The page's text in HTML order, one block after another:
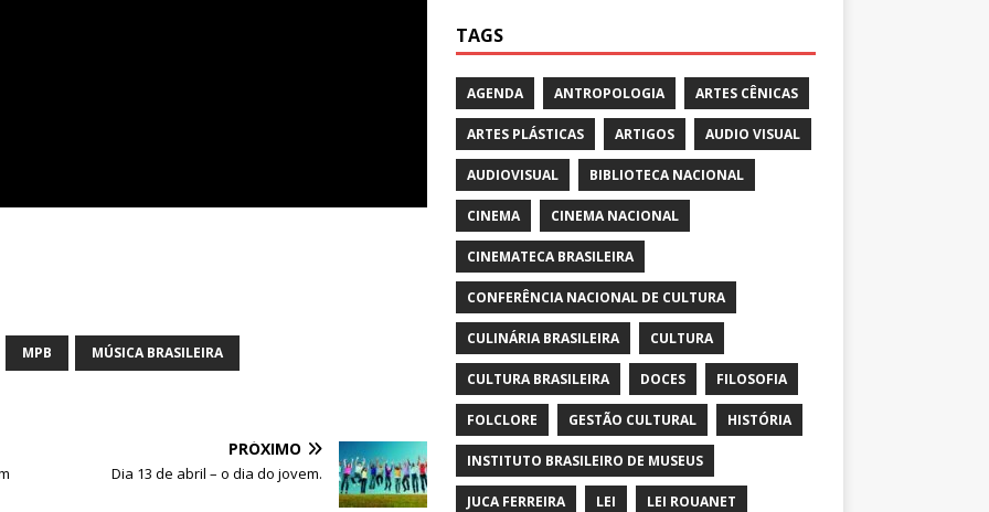
MPB MÚSICA BRASILEIRA
PRÓXIMO
Dia 13 de abril – o dia do jovem.
TAGS
AGENDA ANTROPOLOGIA ARTES CÊNICAS
ARTES PLÁSTICAS ARTIGOS AUDIO VISUAL
AUDIOVISUAL BIBLIOTECA NACIONAL
CINEMA CINEMA NACIONAL
CINEMATECA BRASILEIRA
CONFERÊNCIA NACIONAL DE CULTURA
CULINÁRIA BRASILEIRA CULTURA
CULTURA BRASILEIRA DOCES FILOSOFIA
FOLCLORE GESTÃO CULTURAL HISTÓRIA
INSTITUTO BRASILEIRO DE MUSEUS
JUCA FERREIRA LEI LEI ROUANET